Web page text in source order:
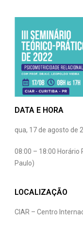
DATA E HORA
qua, 17 de agosto de
08:00 – 18:00 Horário
Paulo)
LOCALIZAÇÃO
CIAR – Centro